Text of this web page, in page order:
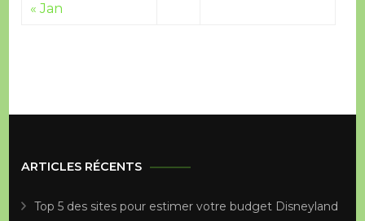
« Jan
ARTICLES RÉCENTS
Top 5 des sites pour estimer votre budget Disneyland